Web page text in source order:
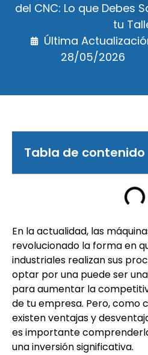
del CNC: Lo que Debes
tu
Última
28/05/2026
Tabla de contenido
En la actualidad, las
revolucionado la forma en
industriales realizan sus
optar por una puede ser
para aumentar la
de tu empresa. Pero, como
existen ventajas y
es importante
una inversión significativa.